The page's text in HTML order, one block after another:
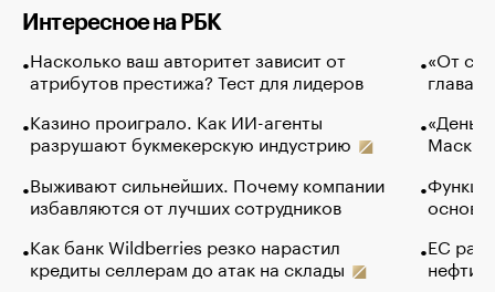
Интересное на РБК
Насколько ваш авторитет зависит от
атрибутов престижа? Тест для лидеров
Казино проиграло. Как ИИ-агенты
разрушают букмекерскую индустрию
Выживают сильнейших. Почему компании
избавляются от лучших сотрудников
Как банк Wildberries резко нарастил
кредиты селлерам до атак на склады
«От
глава
Маск в
основ
ЕС
нефти